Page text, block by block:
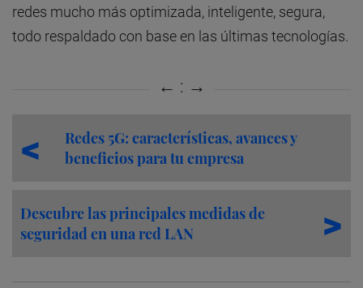
redes mucho más optimizada, inteligente, segura,
todo respaldado con base en las últimas tecnologías.
Redes 5G: características, avances y
beneficios para tu empresa
Descubre las principales medidas de
seguridad en una red LAN